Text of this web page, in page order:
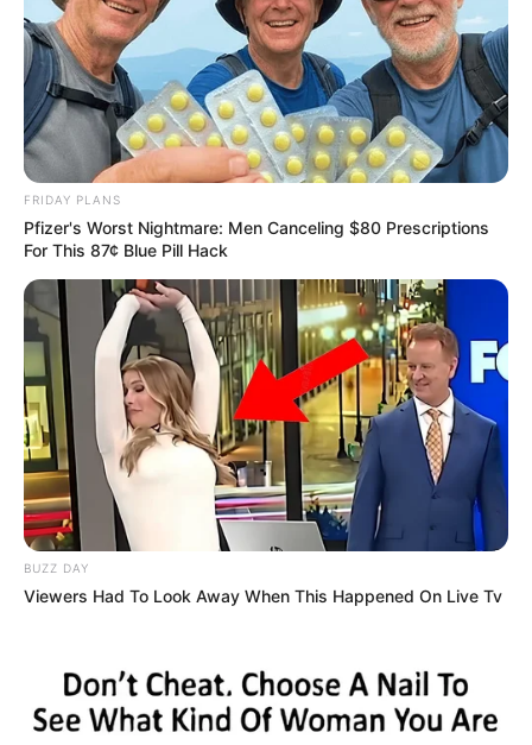
ดวงวันศุกร์ ดูดวงรายวัน
นักเขียน
อ.มิก พชร ทูตเทวะ
เนื้อหาที่ได้รับการโปรโมต
15 Things You Do Everyday That The Bible Forbids:
Are You Guilty?
FRIDAY PLANS
Pfizer's Worst Nightmare: Men Canceling $80 Prescriptions
For This 87¢ Blue Pill Hack
BUZZ DAY
Viewers Had To Look Away When This Happened On Live Tv